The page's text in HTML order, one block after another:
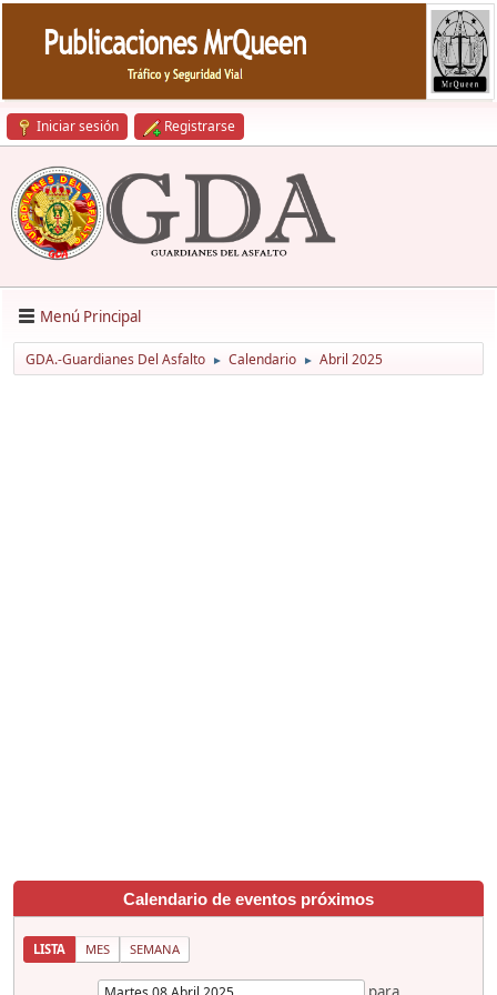
Iniciar sesión Registrarse
Menú Principal
GDA.-Guardianes Del Asfalto ► Calendario ► Abril 2025
Calendario de eventos próximos
LISTA MES SEMANA